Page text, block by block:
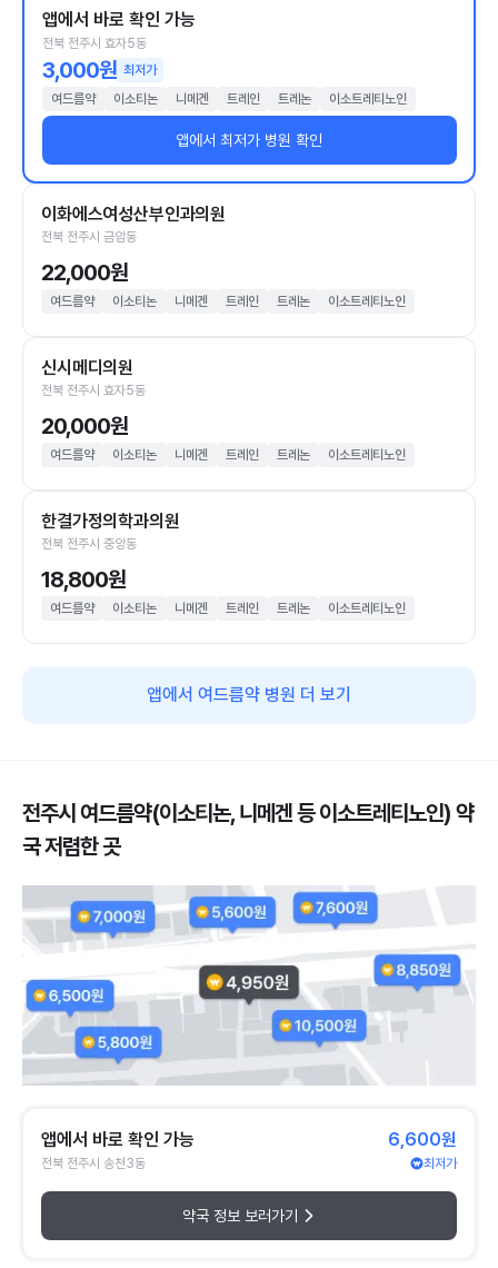
앱에서 바로 확인 가능
전북 전주시 효자5동
3,000원 최저가
여드름약
이소티논 니메겐 트레인 트레논 이소트레티노인
앱에서 최저가 병원 확인
이화에스여성산부인과의원
전북 전주시 금암동
22,000원
여드름약 이소티논 니메겐 트레인 트레논 이소트레티노인
신시메디의원
전북 전주시 효자5동
20,000원
여드름약 이소티논 니메겐 트레인 트레논 이소트레티노인
한결가정의학과의원
전북 전주시 중앙동
18,800원
여드름약 이소티논 니메겐 트레인 트레논 이소트레티노인
앱에서 여드름약 병원 더 보기
전주시 여드름약(이소티논, 니메겐 등 이소트레티노인) 약
국 저렴한 곳
앱에서 바로 확인 가능
전북 전주시 송천3동
6,600원
최저가
약국 정보 보러가기